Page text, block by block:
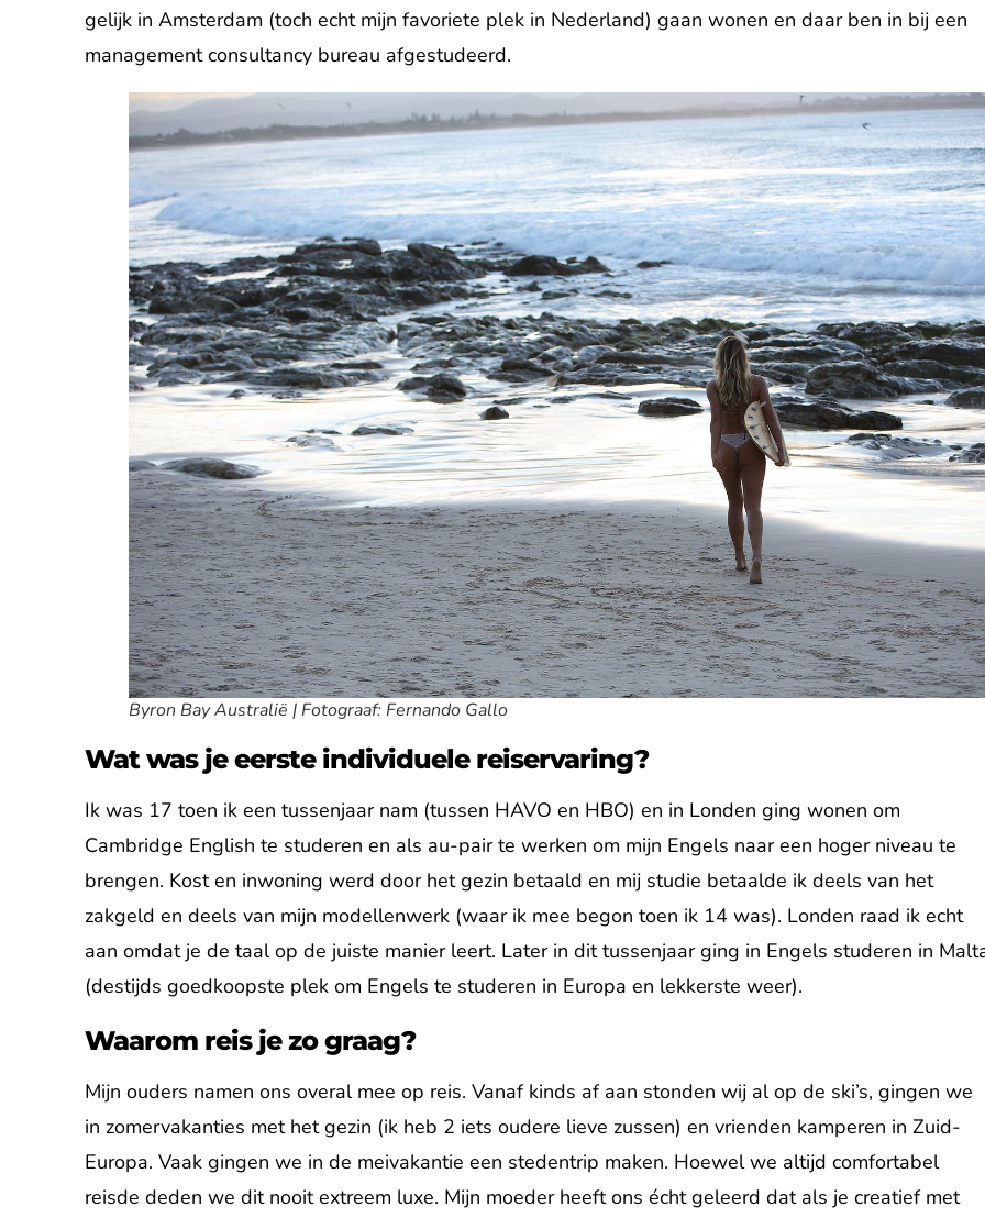
gelijk in Amsterdam (toch echt mijn favoriete plek in Nederland) gaan wonen en daar ben in bij een
management consultancy bureau afgestudeerd.
Byron Bay Australië | Fotograaf: Fernando Gallo
Wat was je eerste individuele reiservaring?
Ik was 17 toen ik een tussenjaar nam (tussen HAVO en HBO) en in Londen ging wonen om
Cambridge English te studeren en als au-pair te werken om mijn Engels naar een hoger niveau te
brengen. Kost en inwoning werd door het gezin betaald en mij studie betaalde ik deels van het
zakgeld en deels van mijn modellenwerk (waar ik mee begon toen ik 14 was). Londen raad ik echt
aan omdat je de taal op de juiste manier leert. Later in dit tussenjaar ging in Engels studeren in
(destijds goedkoopste plek om Engels te studeren in Europa en lekkerste weer).
Waarom reis je zo graag?
Mijn ouders namen ons overal mee op reis. Vanaf kinds af aan stonden wij al op de ski’s, gingen we
in zomervakanties met het gezin (ik heb 2 iets oudere lieve zussen) en vrienden kamperen in Zuid-
Europa. Vaak gingen we in de meivakantie een stedentrip maken. Hoewel we altijd comfortabel
reisde deden we dit nooit extreem luxe. Mijn moeder heeft ons écht geleerd dat als je creatief met